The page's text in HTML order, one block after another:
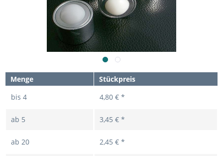
Menge
Stückpreis
bis 4 4,80 € *
ab 5 3,45 € *
ab 20 2,45 € *